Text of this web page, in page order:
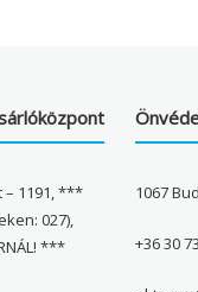
– 1191, ***
027),
***
1067
+36 30